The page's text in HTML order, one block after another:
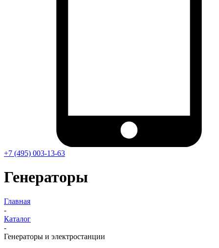
+7 (495) 003-13-63
Генераторы
Главная
-
Каталог
-
Генераторы и электростанции